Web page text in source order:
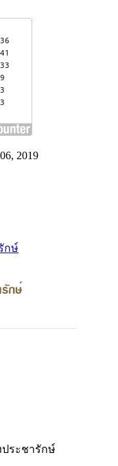
2019
กษ์
ประชารักษ์